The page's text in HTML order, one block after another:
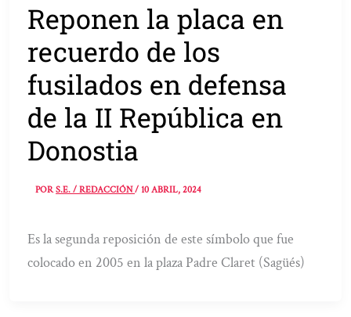
Reponen la placa en
recuerdo de los
fusilados en defensa
de la II República en
Donostia
PORS.E. / REDACCIÓN/10 ABRIL, 2024
Es la segunda reposición de este símbolo que fue
colocado en 2005 en la plaza Padre Claret (Sagüés)